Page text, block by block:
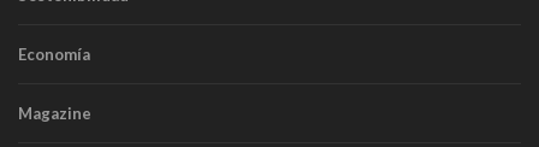
Economía
Magazine